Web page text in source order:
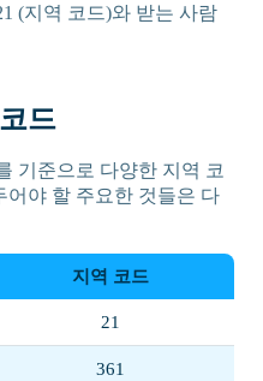
(지역 코드)와 받는 사람
드
기준으로 다양한 지역 코
어야 할 주요한 것들은 다
지역 코드
21
361